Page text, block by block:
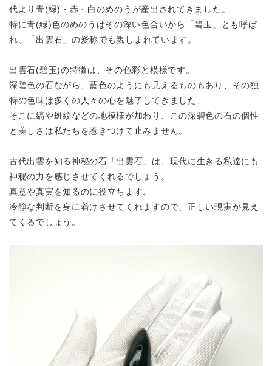
代より青(緑)・赤・白のめのうが産出されてきました。
特に青(緑)色のめのうはその深い色合いから「碧玉」とも呼ば
れ、
「出雲石」の愛称でも親しまれています。
出雲石(碧玉)の特徴は、その色彩と模様です。
深碧色の石ながら、藍色のようにも見えるものもあり、その独
特の色味は多くの人々の心を魅了してきました、
そこに縞や斑紋などの地模様が加わり、この深碧色の石の個性
と美しさは私たちを惹きつけて止みません。
古代出雲を知る神秘の石「出雲石」は、現代に生きる私達にも
神秘の力を感じさせてくれるでしょう。
真意や真実を知るのに役立ちます。
冷静な判断を身に着けさせてくれますので、正しい現実が見え
てくるでしょう。